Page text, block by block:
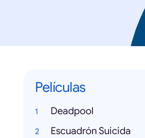
Películas
Deadpool
Escuadrón Suicida